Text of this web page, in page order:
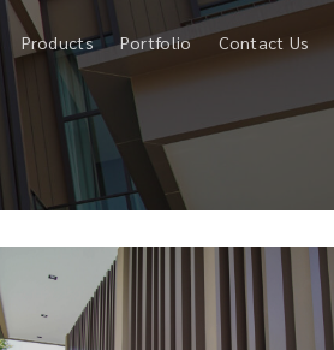
Products Portfolio Contact Us